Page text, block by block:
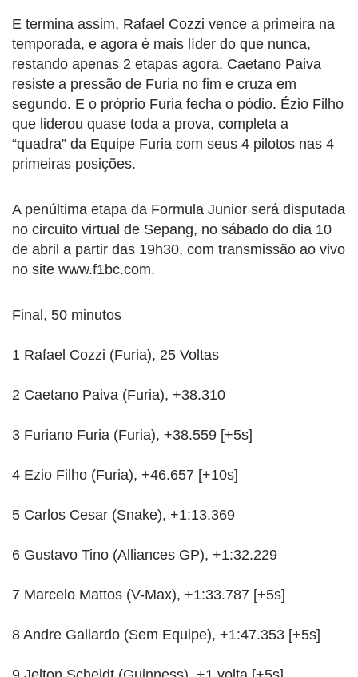
E termina assim, Rafael Cozzi vence a primeira na
temporada, e agora é mais líder do que nunca,
restando apenas 2 etapas agora. Caetano Paiva
resiste a pressão de Furia no fim e cruza em
segundo. E o próprio Furia fecha o pódio. Ézio Filho
que liderou quase toda a prova, completa a
“quadra” da Equipe Furia com seus 4 pilotos nas 4
primeiras posições.
A penúltima etapa da Formula Junior será disputada
no circuito virtual de Sepang, no sábado do dia 10
de abril a partir das 19h30, com transmissão ao vivo
no site www.f1bc.com.
Final, 50 minutos
1 Rafael Cozzi (Furia), 25 Voltas
2 Caetano Paiva (Furia), +38.310
3 Furiano Furia (Furia), +38.559 [+5s]
4 Ezio Filho (Furia), +46.657 [+10s]
5 Carlos Cesar (Snake), +1:13.369
6 Gustavo Tino (Alliances GP), +1:32.229
7 Marcelo Mattos (V-Max), +1:33.787 [+5s]
8 Andre Gallardo (Sem Equipe), +1:47.353 [+5s]